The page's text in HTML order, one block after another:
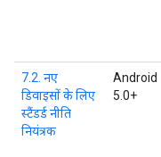
7.2. नए
डिवाइसों के लिए
स्टैंडर्ड नीति
नियंत्रक
Android
5.0+